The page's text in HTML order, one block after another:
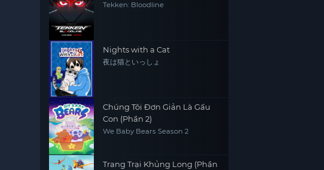
Tekken: Bloodline
Nights with a Cat
夜は猫といっしょ
Chúng Tôi Đơn Giản Là Gấu
Con (Phần 2)
We Baby Bears Season 2
Trang Trại Khủng Long (Phần